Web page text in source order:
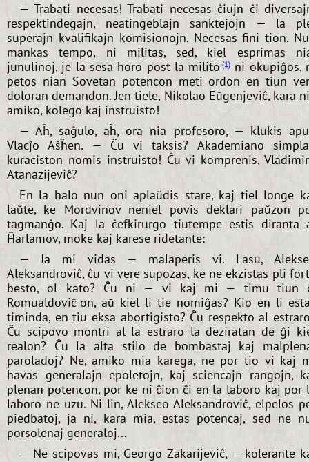
— Trabati necesas! Trabati necesas ĉiujn ĉi
respektindegajn, neatingeblajn sanktejojn — la
superajn kvalifikajn komisionojn. Necesas fini tion.
mankas tempo, ni militas, sed, kiel esprimas
junulinoj, je la sesa horo post la milito 1
ni okupiĝos,
petos nian Sovetan potencon meti ordon en tiun
doloran demandon. Jen tiele, Nikolao Eŭgenjeviĉ, kara
amiko, kolego kaj instruisto!
— Aĥ, saĝulo, aĥ, ora nia profesoro, — klukis
Vlacĵo Aŝĥen. — Ĉu vi taksis? Akademiano
kuraciston nomis instruisto! Ĉu vi komprenis,
Atanazijeviĉ?
En la halo nun oni aplaŭdis stare, kaj tiel longe
laŭte, ke Mordvinov neniel povis deklari paŭzon
tagmanĝo. Kaj la ĉefkirurgo tiutempe estis diranta
Ĥarlamov, moke kaj karese ridetante:
— Ja mi vidas — malaperis vi. Lasu,
Aleksandroviĉ, ĉu vi vere supozas, ke ne ekzistas pli
besto, ol kato? Ĉu ni — vi kaj mi — timu tiun
Romualdoviĉ-on, aŭ kiel li tie nomiĝas? Kio en li
timinda, en tiu eksa abortigisto? Ĉu respekto al
Ĉu scipovo montri al la estraro la deziratan de ĝi
realon? Ĉu la alta stilo de bombastaj kaj
paroladoj? Ne, amiko mia karega, ne por tio vi kaj
havas generalajn epoletojn, kaj sciencajn rangojn,
plenan potencon, por ke ni ĉion ĉi en la laboro kaj por
laboro ne uzu. Ni lin, Alekseo Aleksandroviĉ, elpelos
piedbatoj, ja ni, kara mia, estas potencaj, sed ne
porsolenaj generaloj...
— Ne scipovas mi, Georgo Zakarijeviĉ, — kolerante